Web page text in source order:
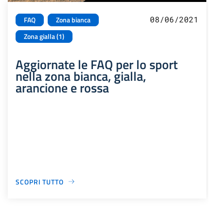
FAQ
Zona bianca
Zona gialla (1)
08/06/2021
Aggiornate le FAQ per lo sport
nella zona bianca, gialla,
arancione e rossa
SCOPRI TUTTO